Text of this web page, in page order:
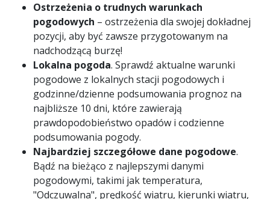
Ostrzeżenia o trudnych warunkach
pogodowych – ostrzeżenia dla swojej dokładnej
pozycji, aby być zawsze przygotowanym na
nadchodzącą burzę!
Lokalna pogoda. Sprawdź aktualne warunki
pogodowe z lokalnych stacji pogodowych i
godzinne/dzienne podsumowania prognoz na
najbliższe 10 dni, które zawierają
prawdopodobieństwo opadów i codzienne
podsumowania pogody.
Najbardziej szczegółowe dane pogodowe.
Bądź na bieżąco z najlepszymi danymi
pogodowymi, takimi jak temperatura,
"Odczuwalna", prędkość wiatru, kierunki wiatru,